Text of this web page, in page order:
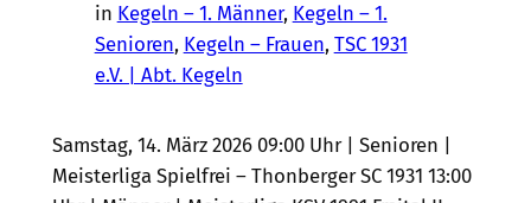
in Kegeln – 1. Männer, Kegeln – 1.
Senioren, Kegeln – Frauen, TSC 1931
e.V. | Abt. Kegeln
Samstag, 14. März 2026 09:00 Uhr | Senioren |
Meisterliga Spielfrei – Thonberger SC 1931 13:00